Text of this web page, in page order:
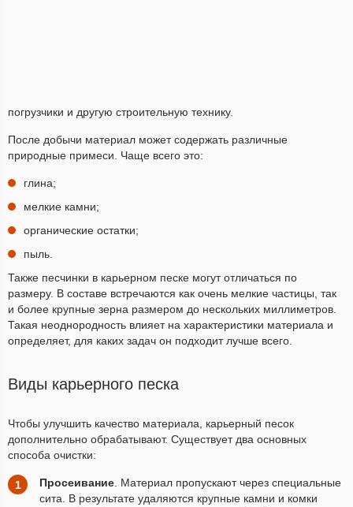
погрузчики и другую строительную технику.
После добычи материал может содержать различные
природные примеси. Чаще всего это:
глина;
мелкие камни;
органические остатки;
пыль.
Также песчинки в карьерном песке могут отличаться по
размеру. В составе встречаются как очень мелкие частицы, так
и более крупные зерна размером до нескольких миллиметров.
Такая неоднородность влияет на характеристики материала и
определяет, для каких задач он подходит лучше всего.
Виды карьерного песка
Чтобы улучшить качество материала, карьерный песок
дополнительно обрабатывают. Существует два основных
способа очистки:
Просеивание. Материал пропускают через специальные
сита. В результате удаляются крупные камни и комки